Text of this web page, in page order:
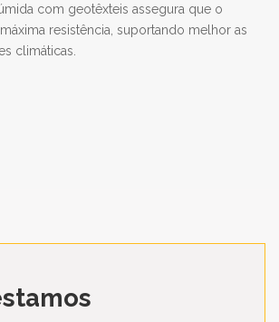
com geotêxteis assegura que o
resistência, suportando melhor as
climáticas.